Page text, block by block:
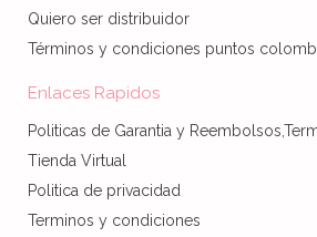
Quiero ser distribuidor
Términos y condiciones puntos
Enlaces Rapidos
Politicas de Garantia y
Tienda Virtual
Politica de privacidad
Terminos y condiciones